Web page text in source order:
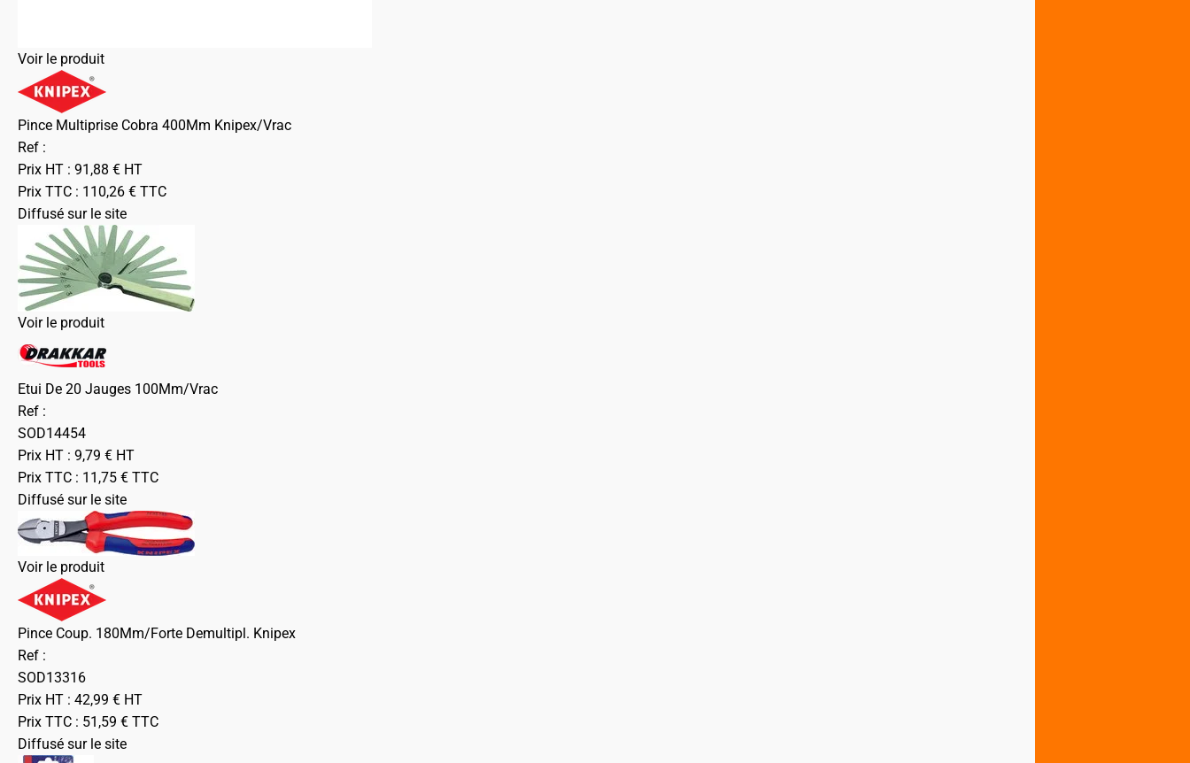
Voir le produit
Pince Multiprise Cobra 400Mm Knipex/Vrac
Ref :
Prix HT : 91,88 € HT
Prix TTC : 110,26 € TTC
Diffusé sur le site
Voir le produit
Etui De 20 Jauges 100Mm/Vrac
Ref :
SOD14454
Prix HT : 9,79 € HT
Prix TTC : 11,75 € TTC
Diffusé sur le site
Voir le produit
Pince Coup. 180Mm/Forte Demultipl. Knipex
Ref :
SOD13316
Prix HT : 42,99 € HT
Prix TTC : 51,59 € TTC
Diffusé sur le site